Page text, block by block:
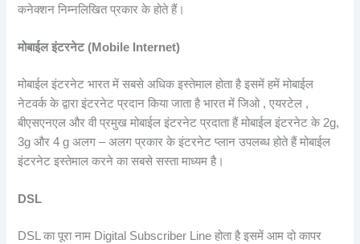
कनेक्शन निम्नलिखित प्रकार के होते हैं।
मोबाईल इंटरनेट (Mobile Internet)
मोबाईल इंटरनेट भारत में सबसे अधिक इस्तेमाल होता है इसमें हमें मोबाईल
नेटवर्क के द्वारा इंटरनेट प्रदान किया जाता है भारत में जिओ , एयरटेल ,
बीएसएनएल और वी प्रमुख मोबाईल इंटरनेट प्रदाता हैं मोबाईल इंटरनेट के 2g,
3g और 4 g अलग – अलग प्रकार के इंटरनेट प्लान उपलब्ध होते हैं मोबाईल
इंटरनेट इस्तेमाल करने का सबसे सस्ता माध्यम है।
DSL
DSL का पूरा नाम Digital Subscriber Line होता है इसमें आम दो कापर